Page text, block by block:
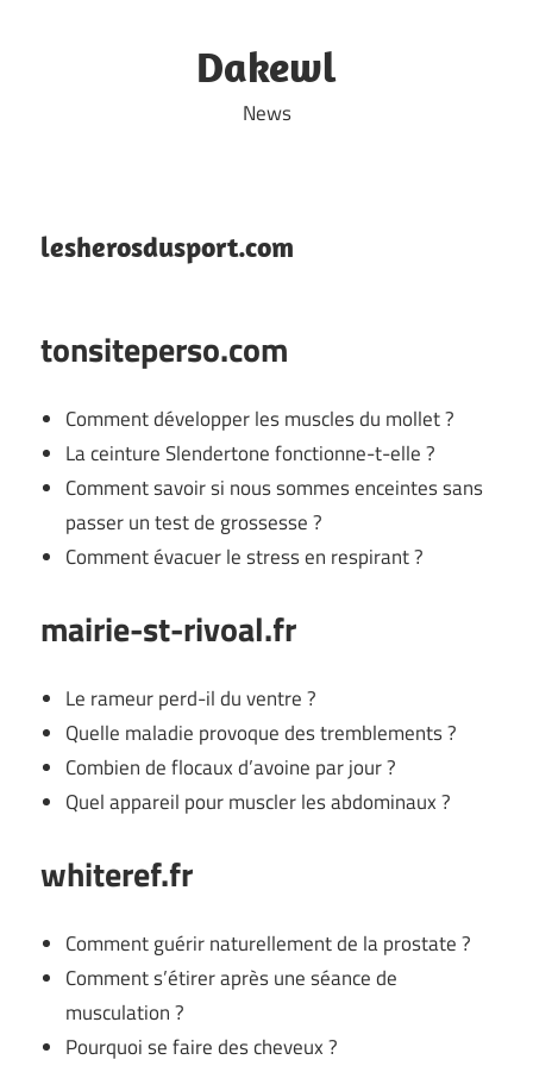
Dakewl
News
lesherosdusport.com
tonsiteperso.com
Comment développer les muscles du mollet ?
La ceinture Slendertone fonctionne-t-elle ?
Comment savoir si nous sommes enceintes sans
passer un test de grossesse ?
Comment évacuer le stress en respirant ?
mairie-st-rivoal.fr
Le rameur perd-il du ventre ?
Quelle maladie provoque des tremblements ?
Combien de flocaux d’avoine par jour ?
Quel appareil pour muscler les abdominaux ?
whiteref.fr
Comment guérir naturellement de la prostate ?
Comment s’étirer après une séance de
musculation ?
Pourquoi se faire des cheveux ?